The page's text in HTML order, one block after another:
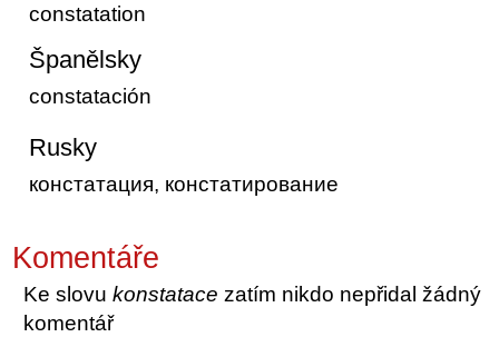
constatation
Španělsky
constatación
Rusky
констатация, констатирование
Komentáře
Ke slovukonstatace zatím nikdo nepřidal žádný
komentář